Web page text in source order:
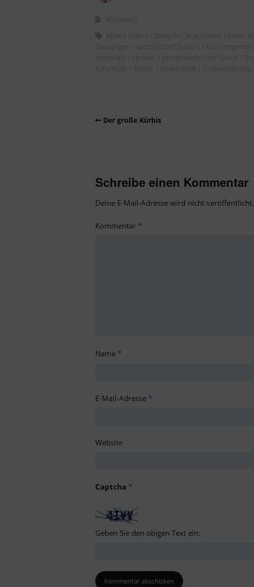
Der große Kürbis
Schreibe einen Kommentar
Deine E-Mail-Adresse wird nicht veröffentlicht.
Kommentar *
Name *
E-Mail-Adresse *
Website
Captcha *
Geben Sie den obigen Text ein: